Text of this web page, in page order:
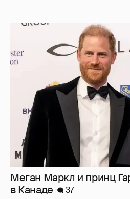
Меган Маркл и принц
в Канаде